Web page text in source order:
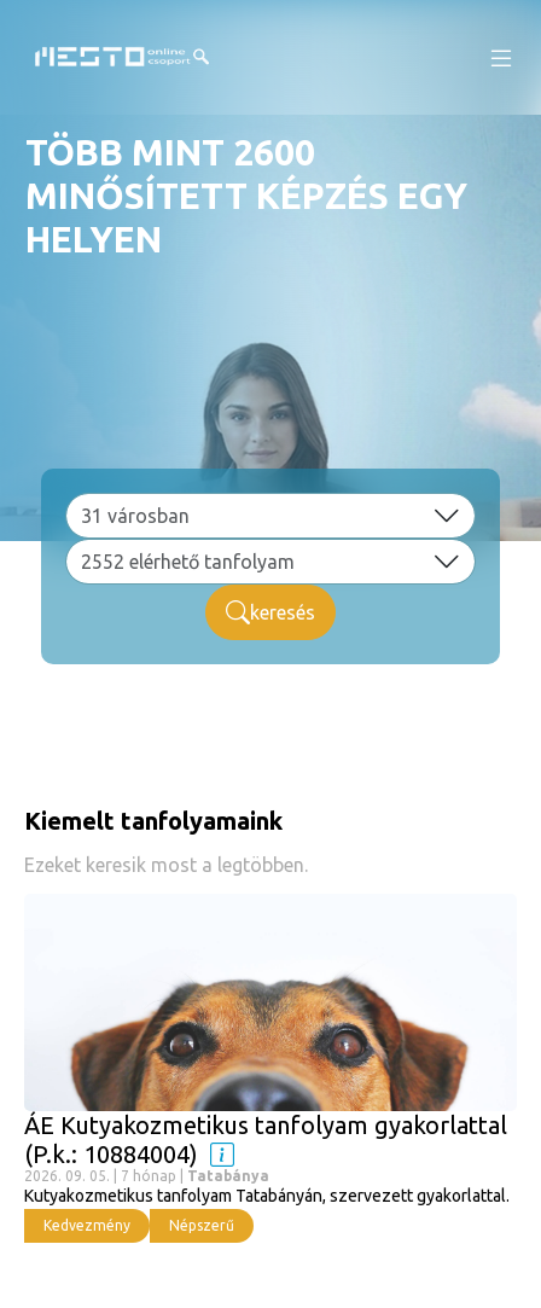
TÖBB MINT 2600
MINŐSÍTETT KÉPZÉS EGY
HELYEN
keresés
Kiemelt tanfolyamaink
Ezeket keresik most a legtöbben.
ÁE Kutyakozmetikus tanfolyam gyakorlattal
(P.k.: 10884004)
2026. 09. 05. | 7 hónap | Tatabánya
Kutyakozmetikus tanfolyam Tatabányán, szervezett gyakorlattal.
Kedvezmény Népszerű